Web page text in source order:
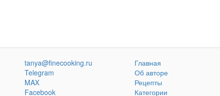
tanya@finecooking.ru
Telegram
MAX
Facebook
Главная
Об авторе
Рецепты
Категории